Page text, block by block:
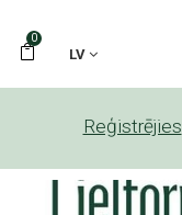
0
LV
Reģistrējies